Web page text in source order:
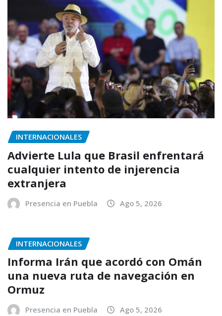
INTERNACIONALES
Advierte Lula que Brasil enfrentará
cualquier intento de injerencia
extranjera
Presencia en Puebla Ago 5, 2026
INTERNACIONALES
Informa Irán que acordó con Omán
una nueva ruta de navegación en
Ormuz
Presencia en Puebla Ago 5, 2026